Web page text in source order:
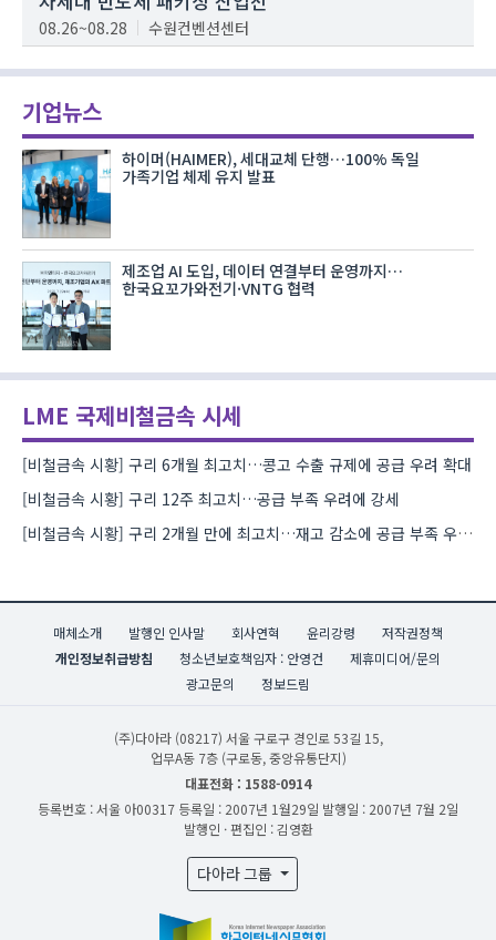
08.26~08.28 수원컨벤션센터
기업뉴스
하이머(HAIMER), 세대교체 단행…100% 독일
가족기업 체제 유지 발표
제조업 AI 도입, 데이터 연결부터 운영까지…
한국요꼬가와전기·VNTG 협력
LME 국제비철금속 시세
[비철금속 시황] 구리 6개월 최고치…콩고 수출 규제에 공급 우려 확대
[비철금속 시황] 구리 12주 최고치…공급 부족 우려에 강세
[비철금속 시황] 구리 2개월 만에 최고치…재고 감소에 공급 부족 우려 확대
매체소개 발행인 인사말 회사연혁 윤리강령
저작권정책
개인정보취급방침
청소년보호책임자 : 안영건
제휴미디어/문의
광고문의
정보드림
(주)다아라 (08217) 서울 구로구 경인로 53길 15,
업무A동 7층 (구로동, 중앙유통단지)
대표전화 : 1588-0914
등록번호 : 서울 아00317 등록일 : 2007년 1월29일 발행일 : 2007년 7월 2일
발행인 · 편집인 : 김영환
다아라 그룹